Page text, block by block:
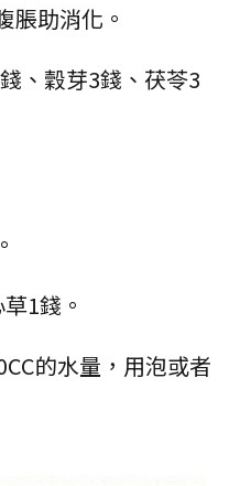
脹助消化。
、穀芽3錢、茯苓3
1錢。
的水量，用泡或者